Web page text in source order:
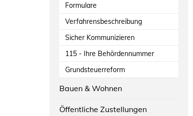
Formulare
Verfahrensbeschreibung
Sicher Kommunizieren
115 - Ihre Behördennummer
Grundsteuerreform
Bauen & Wohnen
Öffentliche Zustellungen